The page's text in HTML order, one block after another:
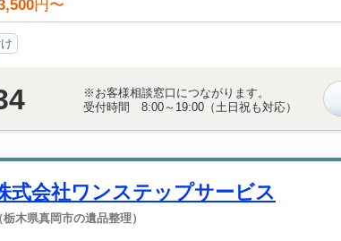
円〜
※お客様相談窓口につながります。
受付時間 8:00～19:00（土日祝も対応）
式会社ワンステップサービス
栃木県真岡市の遺品整理）